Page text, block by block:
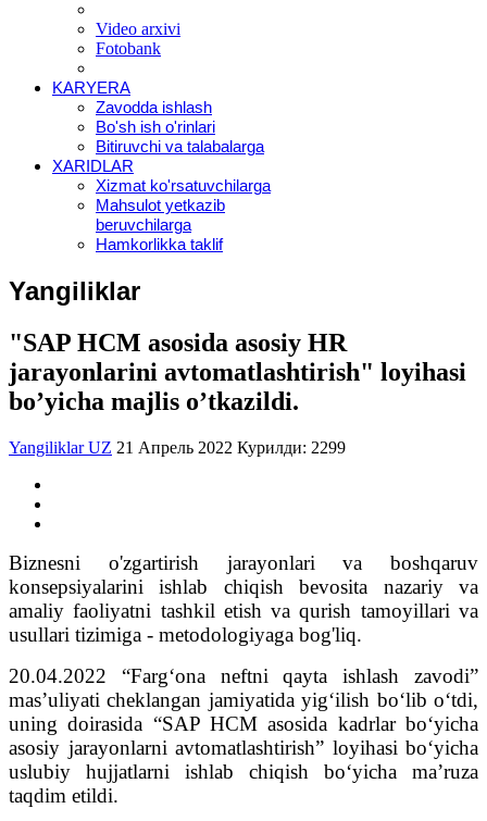
Video arxivi
Fotobank
KARYERA
Zavodda ishlash
Bo'sh ish o'rinlari
Bitiruvchi va talabalarga
XARIDLAR
Xizmat ko'rsatuvchilarga
Mahsulot yetkazib
beruvchilarga
Hamkorlikka taklif
Yangiliklar
"SAP HCM asosida asosiy HR
jarayonlarini avtomatlashtirish" loyihasi
bo’yicha majlis o’tkazildi.
Yangiliklar UZ 21 Апрель 2022 Курилди: 2299
Biznesni o'zgartirish jarayonlari va boshqaruv
konsepsiyalarini ishlab chiqish bevosita nazariy va
amaliy faoliyatni tashkil etish va qurish tamoyillari va
usullari tizimiga - metodologiyaga bog'liq.
20.04.2022 “Farg‘ona neftni qayta ishlash zavodi”
mas’uliyati cheklangan jamiyatida yig‘ilish bo‘lib o‘tdi,
uning doirasida “SAP HCM asosida kadrlar bo‘yicha
asosiy jarayonlarni avtomatlashtirish” loyihasi bo‘yicha
uslubiy hujjatlarni ishlab chiqish bo‘yicha ma’ruza
taqdim etildi.